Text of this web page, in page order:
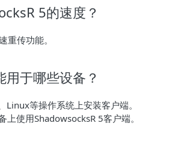
5的速度？
重传功能。
于哪些设备？
等操作系统上安装客户端。
使用ShadowsocksR 5客户端。